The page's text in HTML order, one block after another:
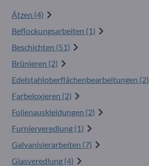
Ätzen (4)
Beflockungsarbeiten (1)
Beschichten (51)
Brünieren (2)
Edelstahloberflächenbearbeitungen (2)
Farbeloxieren (2)
Folienauskleidungen (2)
Furnierveredlung (1)
Galvanisierarbeiten (7)
Glasveredlung (4)